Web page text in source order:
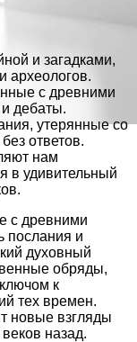
и загадками,
археологов.
с древними
дебаты.
утерянные со
ответов.
нам
в удивительный
с древними
послания и
духовный
обряды,
к
тех времен.
новые взгляды
назад.